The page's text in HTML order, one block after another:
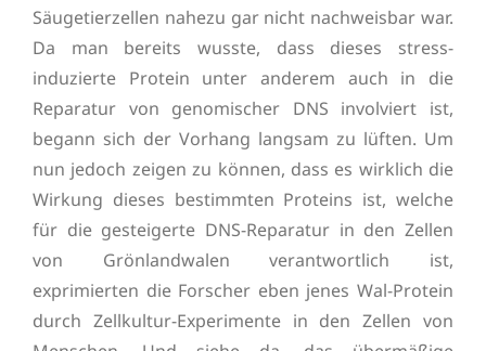
Säugetierzellen nahezu gar nicht nachweisbar war.
Da man bereits wusste, dass dieses stress-
induzierte Protein unter anderem auch in die
Reparatur von genomischer DNS involviert ist,
begann sich der Vorhang langsam zu lüften. Um
nun jedoch zeigen zu können, dass es wirklich die
Wirkung dieses bestimmten Proteins ist, welche
für die gesteigerte DNS-Reparatur in den Zellen
von Grönlandwalen verantwortlich ist,
exprimierten die Forscher eben jenes Wal-Protein
durch Zellkultur-Experimente in den Zellen von